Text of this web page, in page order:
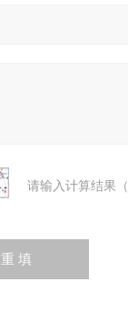
请输入计算结果